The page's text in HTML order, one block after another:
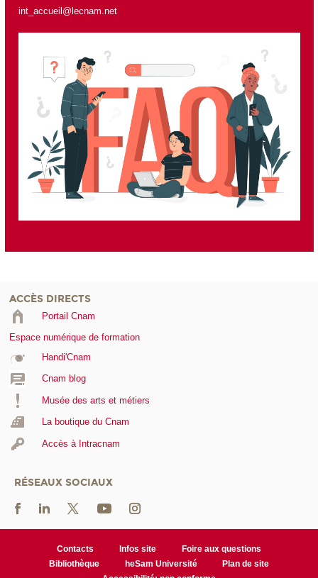
int_accueil@lecnam.net
ACCÈS DIRECTS
Portail Cnam
Espace numérique de formation
Handi'Cnam
Cnam blog
Musée des arts et métiers
La boutique du Cnam
Accès à Intracnam
RÉSEAUX SOCIAUX
Contacts Infos site
Foire aux questions
Bibliothèque
heSam Université
Plan de site